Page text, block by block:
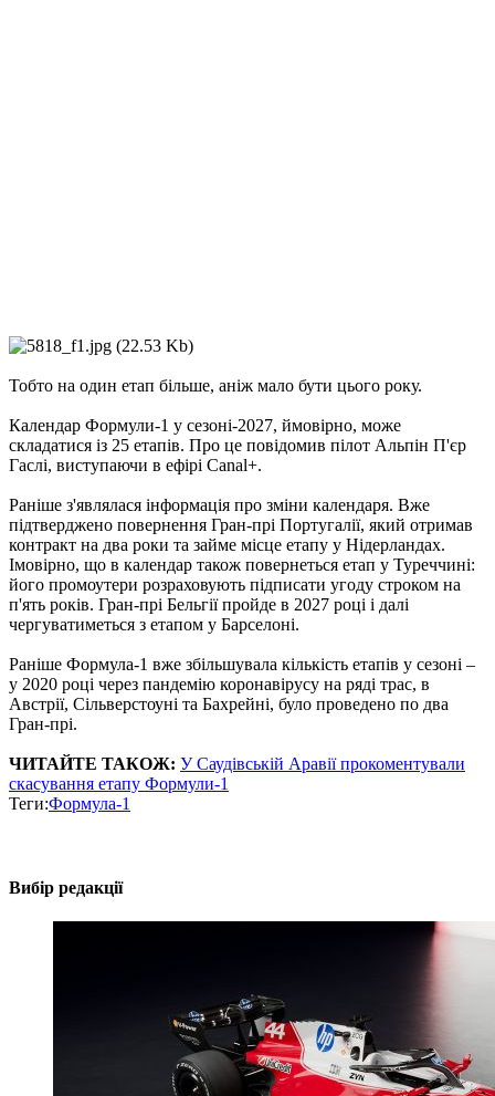
Тобто на один етап більше, аніж мало бути цього року.
Календар Формули-1 у сезоні-2027, ймовірно, може
складатися із 25 етапів. Про це повідомив пілот Альпін П'єр
Гаслі, виступаючи в ефірі Canal+.
Раніше з'являлася інформація про зміни календаря. Вже
підтверджено повернення Гран-прі Португалії, який отримав
контракт на два роки та займе місце етапу у Нідерландах.
Імовірно, що в календар також повернеться етап у Туреччині:
його промоутери розраховують підписати угоду строком на
п'ять років. Гран-прі Бельгії пройде в 2027 році і далі
чергуватиметься з етапом у Барселоні.
Раніше Формула-1 вже збільшувала кількість етапів у сезоні –
у 2020 році через пандемію коронавірусу на ряді трас, в
Австрії, Сільверстоуні та Бахрейні, було проведено по два
Гран-прі.
ЧИТАЙТЕ ТАКОЖ: У Саудівській Аравії прокоментували
скасування етапу Формули-1
Теги:Формула-1
Вибір редакції